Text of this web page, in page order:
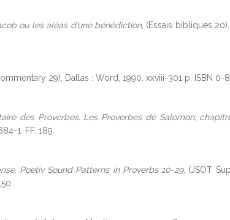
ou les aléas d’une bénédiction, (Essais bibliques
29), Dallas : Word, 1990. xxviii-301 p. ISBN 0-
des Proverbes. Les Proverbes de Salomon,
1. FF. 189.
Poetiv Sound Patterns in Proverbs 10-29, (JSOT